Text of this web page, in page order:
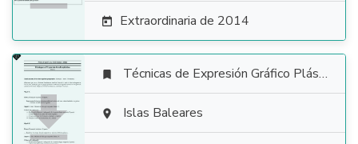
 Extraordinaria de 2014

 Técnicas de Expresión Gráfico Plástica
 Islas Baleares